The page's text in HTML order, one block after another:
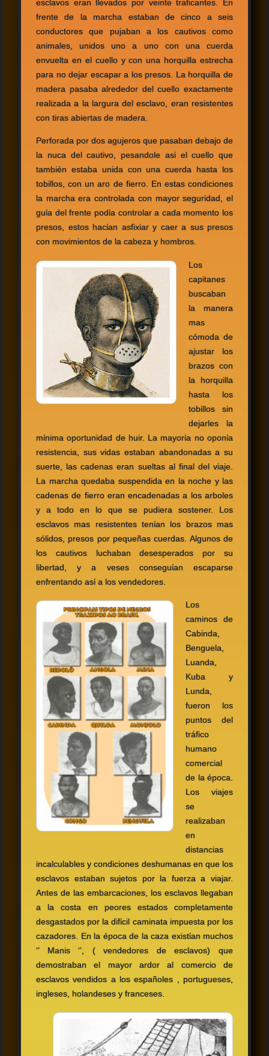
esclavos eran llevados por veinte traficantes. En
frente de la marcha estaban de cinco a seis
conductores que pujaban a los cautivos como
animales, unidos uno a uno con una cuerda
envuelta en el cuello y con una horquilla estrecha
para no dejar escapar a los presos. La horquilla de
madera pasaba alrededor del cuello exactamente
realizada a la largura del esclavo, eran resistentes
con tiras abiertas de madera.
Perforada por dos agujeros que pasaban debajo de
la nuca del cautivo, pesandole asi el cuello que
también estaba unida con una cuerda hasta los
tobillos, con un aro de fierro. En estas condiciones
la marcha era controlada con mayor seguridad, el
guίa del frente podίa controlar a cada momento los
presos, estos hacίan asfixiar y caer a sus presos
con movimientos de la cabeza y hombros.
Los
capitanes
buscaban
la manera
mas
cómoda de
ajustar los
brazos con
la horquilla
hasta los
tobillos sin
dejarles la
mίnima oportunidad de huir. La mayorίa no oponίa
resistencia, sus vidas estaban abandonadas a su
suerte, las cadenas eran sueltas al final del viaje.
La marcha quedaba suspendida en la noche y las
cadenas de fierro eran encadenadas a los arboles
y a todo en lo que se pudiera sostener. Los
esclavos mas resistentes tenίan los brazos mas
sólidos, presos por pequeñas cuerdas. Algunos de
los cautivos luchaban desesperados por su
libertad, y a veses conseguίan escaparse
enfrentando asί a los vendedores.
Los
caminos de
Cabinda,
Benguela,
Luanda,
Kuba y
Lunda,
fueron los
puntos del
tráfico
humano
comercial
de la época.
Los viajes
se
realizaban
en
distancias
incalculables y condiciones deshumanas en que los
esclavos estaban sujetos por la fuerza a viajar.
Antes de las embarcaciones, los esclavos llegaban
a la costa en peores estados completamente
desgastados por la difίcil caminata impuesta por los
cazadores. En la época de la caza existίan muchos
‘’ Manis ‘’, ( vendedores de esclavos) que
demostraban el mayor ardor al comercio de
esclavos vendidos a los españoles , portugueses,
ingleses, holandeses y franceses.